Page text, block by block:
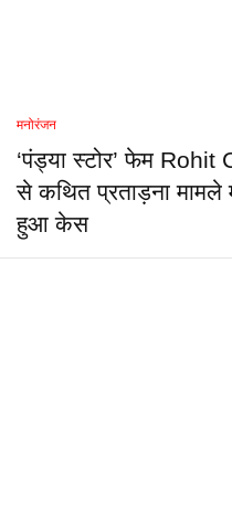
मनोरंजन
‘पंड्या स्टोर’ फेम Rohit
से कथित प्रताड़ना
हुआ केस